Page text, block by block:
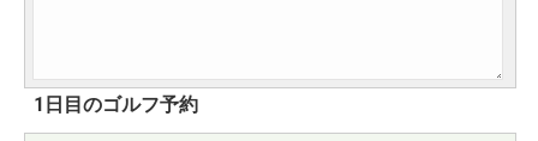
1日目のゴルフ予約